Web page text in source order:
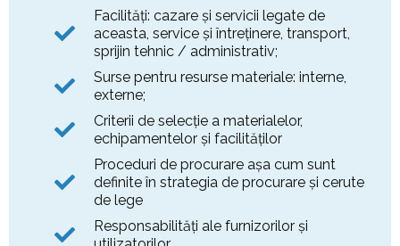
Facilităţi: cazare şi servicii legate de
aceasta, service şi întreţinere, transport,
sprijin tehnic / administrativ;
Surse pentru resurse materiale: interne,
externe;
Criterii de selecţie a materialelor,
echipamentelor și facilităţilor
Proceduri de procurare aşa cum sunt
definite în strategia de procurare și cerute
de lege
Responsabilităţi ale furnizorilor şi